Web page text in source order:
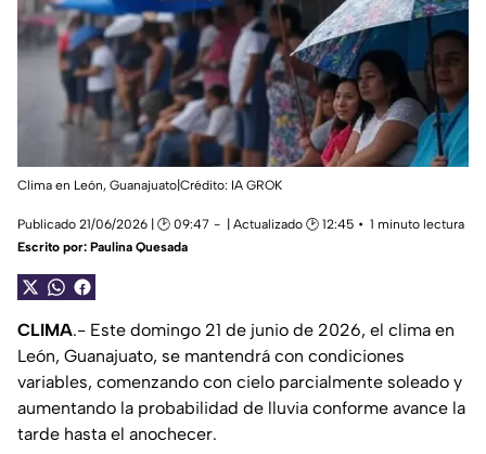
Clima en León, Guanajuato|Crédito: IA GROK
Publicado 21/06/2026 | 🕑 09:47 | Actualizado 🕑 12:45
1 minuto lectura
Escrito por: Paulina Quesada
CLIMA.- Este domingo 21 de junio de 2026, el clima en
León, Guanajuato, se mantendrá con condiciones
variables, comenzando con cielo parcialmente soleado y
aumentando la probabilidad de lluvia conforme avance la
tarde hasta el anochecer.